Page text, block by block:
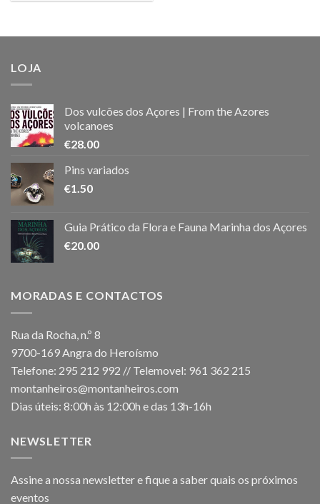
LOJA
Dos vulcões dos Açores | From the Azores
volcanoes
€28.00
Pins variados
€1.50
Guia Prático da Flora e Fauna Marinha dos Açores
€20.00
MORADAS E CONTACTOS
Rua da Rocha, n.º 8
9700-169 Angra do Heroísmo
Telefone: 295 212 992 // Telemovel: 961 362 215
montanheiros@montanheiros.com
Dias úteis: 8:00h às 12:00h e das 13h-16h
NEWSLETTER
Assine a nossa newsletter e fique a saber quais os próximos
eventos